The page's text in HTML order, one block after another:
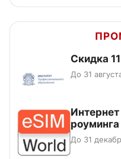
Скидка
До 31
До 31